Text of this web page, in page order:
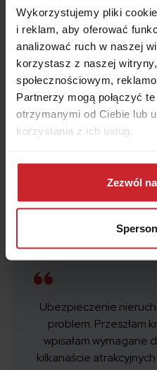
Wykorzystujemy pliki
i reklam, aby oferować
analizować ruch w naszej
korzystasz z naszej
społecznościowym,
Partnerzy mogą połączyć
otrzymanymi od Ciebie lub
korzystania z ich usług.
Dowiedz się więcej na
można się z nami
przetwarzamy dane
Zezwól
98%
159
Kupiłeś polisę w
Ubezpieczenie
problem. Przeszłam
wpisałam wymagane
kilkanaście